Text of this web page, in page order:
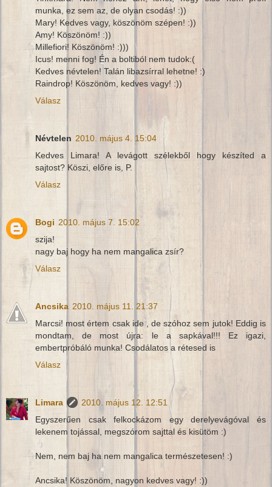
munka, ez sem az, de olyan csodás! :))
Mary! Kedves vagy, köszönöm szépen! :))
Amy! Köszönöm! :))
Millefiori! Köszönöm! :)))
Icus! menni fog! Én a boltiból nem tudok:(
Kedves névtelen! Talán libazsírral lehetne! :)
Raindrop! Köszönöm, kedves vagy! :))
Válasz
Névtelen 2010. május 4. 15:04
Kedves Limara! A levágott szélekből hogy készíted a
sajtost? Köszi, előre is, P.
Válasz
Bogi 2010. május 7. 15:02
szija!
nagy baj hogy ha nem mangalica zsír?
Válasz
Ancsika 2010. május 11. 21:37
Marcsi! most értem csak ide , de szóhoz sem jutok! Eddig is
mondtam, de most újra: le a sapkával!!! Ez igazi,
embertpróbáló munka! Csodálatos a rétesed is
Válasz
Limara
2010. május 12. 12:51
Egyszerűen csak felkockázom egy derelyevágóval és
lekenem tojással, megszórom sajttal és kisütöm :)
Nem, nem baj ha nem mangalica természetesen! :)
Ancsika! Köszönöm, nagyon kedves vagy! :))